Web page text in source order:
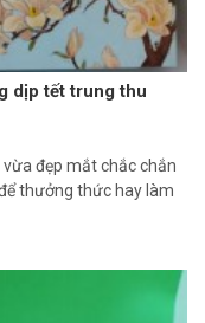
dịp tết trung thu
đẹp mắt chắc chắn
thưởng thức hay làm